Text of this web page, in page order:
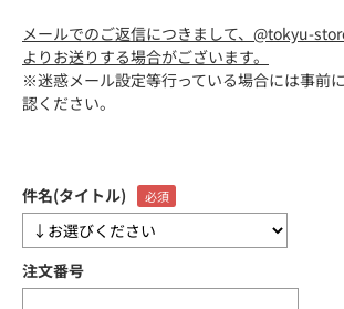
メールでのご返信につきまして、@tokyu-
よりお送りする場合がございます。
※迷惑メール設定等行っている場合には事前
認ください。
件名(タイトル)
注文番号